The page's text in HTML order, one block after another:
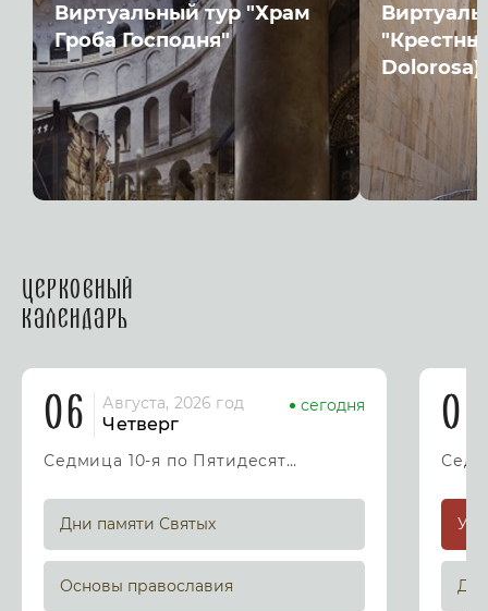
Виртуальный тур "Храм
Гроба Господня"
Dolorosa)"
Церковный
календарь
06 Августа, 2026 год
Четверг
сегодня
Седмица 10-я по Пятидесятнице
Дни памяти Святых
Основы православия
07